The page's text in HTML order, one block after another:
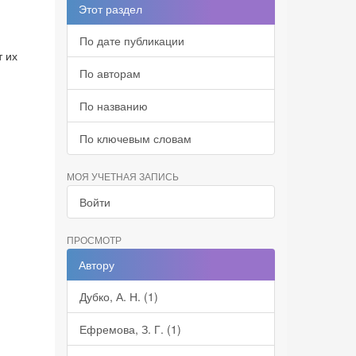
их
Этот раздел
По дате публикации
По авторам
По названию
По ключевым словам
МОЯ УЧЕТНАЯ ЗАПИСЬ
Войти
ПРОСМОТР
Автору
Дубко, А. Н. (1)
Ефремова, З. Г. (1)